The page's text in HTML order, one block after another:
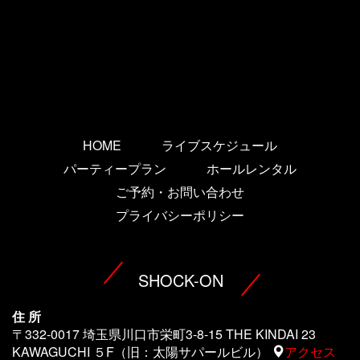
HOME
ライブスケジュール
パーティープラン
ホールレンタル
ご予約・お問い合わせ
プライバシーポリシー
SHOCK-ON
住 所
〒332-0017 埼玉県川口市栄町3-8-15 THE KINDAI 23
KAWAGUCHI ５F（旧：太陽サパールビル）
アクセス